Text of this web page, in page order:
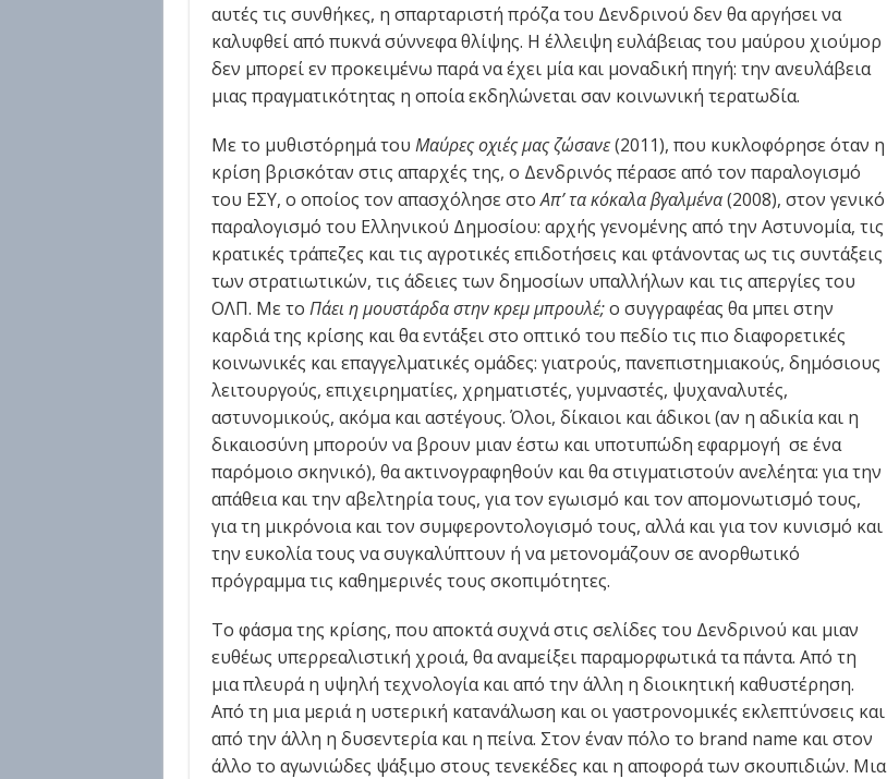
αυτές τις συνθήκες, η σπαρταριστή πρόζα του Δενδρινού δεν θα αργήσει να
καλυφθεί από πυκνά σύννεφα θλίψης. Η έλλειψη ευλάβειας του μαύρου χιούμορ
δεν μπορεί εν προκειμένω παρά να έχει μία και μοναδική πηγή: την ανευλάβεια
μιας πραγματικότητας η οποία εκδηλώνεται σαν κοινωνική τερατωδία.
Με το μυθιστόρημά του Μαύρες οχιές μας ζώσανε (2011), που κυκλοφόρησε όταν η
κρίση βρισκόταν στις απαρχές της, ο Δενδρινός πέρασε από τον παραλογισμό
του ΕΣΥ, ο οποίος τον απασχόλησε στοΑπ’ τα κόκαλα βγαλμένα(2008), στον γενικό
παραλογισμό του Ελληνικού Δημοσίου: αρχής γενομένης από την Αστυνομία, τις
κρατικές τράπεζες και τις αγροτικές επιδοτήσεις και φτάνοντας ως τις συντάξεις
των στρατιωτικών, τις άδειες των δημοσίων υπαλλήλων και τις απεργίες του
ΟΛΠ. Με το Πάει η μουστάρδα στην κρεμ μπρουλέ; ο συγγραφέας θα μπει στην
καρδιά της κρίσης και θα εντάξει στο οπτικό του πεδίο τις πιο διαφορετικές
κοινωνικές και επαγγελματικές ομάδες: γιατρούς, πανεπιστημιακούς, δημόσιους
λειτουργούς, επιχειρηματίες, χρηματιστές, γυμναστές, ψυχαναλυτές,
αστυνομικούς, ακόμα και αστέγους. Όλοι, δίκαιοι και άδικοι (αν η αδικία και η
δικαιοσύνη μπορούν να βρουν μιαν έστω και υποτυπώδη εφαρμογή σε ένα
παρόμοιο σκηνικό), θα ακτινογραφηθούν και θα στιγματιστούν ανελέητα: για την
απάθεια και την αβελτηρία τους, για τον εγωισμό και τον απομονωτισμό τους,
για τη μικρόνοια και τον συμφεροντολογισμό τους, αλλά και για τον κυνισμό και
την ευκολία τους να συγκαλύπτουν ή να μετονομάζουν σε ανορθωτικό
πρόγραμμα τις καθημερινές τους σκοπιμότητες.
Το φάσμα της κρίσης, που αποκτά συχνά στις σελίδες του Δενδρινού και μιαν
ευθέως υπερρεαλιστική χροιά, θα αναμείξει παραμορφωτικά τα πάντα. Από τη
μια πλευρά η υψηλή τεχνολογία και από την άλλη η διοικητική καθυστέρηση.
Από τη μια μεριά η υστερική κατανάλωση και οι γαστρονομικές εκλεπτύνσεις και
από την άλλη η δυσεντερία και η πείνα. Στον έναν πόλο το brand name και στον
άλλο το αγωνιώδες ψάξιμο στους τενεκέδες και η αποφορά των σκουπιδιών. Μια